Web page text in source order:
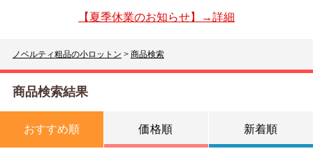
【夏季休業のお知らせ】→詳細
ノベルティ粗品の小ロットン > 商品検索
商品検索結果
おすすめ順 価格順 新着順